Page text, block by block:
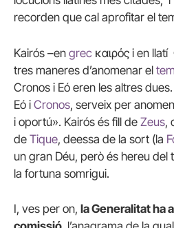
recorden que cal aprofitar el
Kairós –en grec καιρός i en
tres maneres d’anomenar el
Cronos i Eó eren les altres
Eó i Cronos, serveix per
i oportú». Kairós és fill de Zeus,
de Tique, deessa de la sort (la
un gran Déu, però és hereu
la fortuna somrigui.
I, ves per on, la Generalitat ha